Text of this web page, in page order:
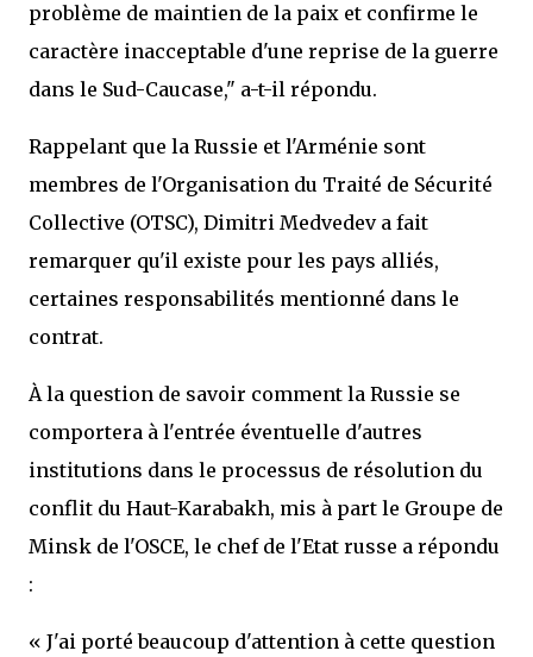
problème de maintien de la paix et confirme le
caractère inacceptable d'une reprise de la guerre
dans le Sud-Caucase," a-t-il répondu.
Rappelant que la Russie et l'Arménie sont
membres de l'Organisation du Traité de Sécurité
Collective (OTSC), Dimitri Medvedev a fait
remarquer qu'il existe pour les pays alliés,
certaines responsabilités mentionné dans le
contrat.
À la question de savoir comment la Russie se
comportera à l'entrée éventuelle d'autres
institutions dans le processus de résolution du
conflit du Haut-Karabakh, mis à part le Groupe de
Minsk de l'OSCE, le chef de l'Etat russe a répondu
:
« J'ai porté beaucoup d'attention à cette question